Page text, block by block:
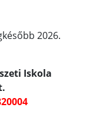
2026.
Iskola